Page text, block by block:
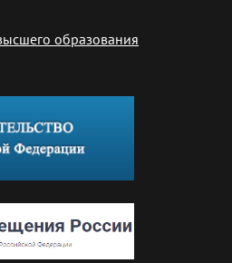
образования